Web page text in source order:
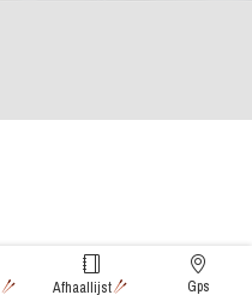
Afhaallijst Gps